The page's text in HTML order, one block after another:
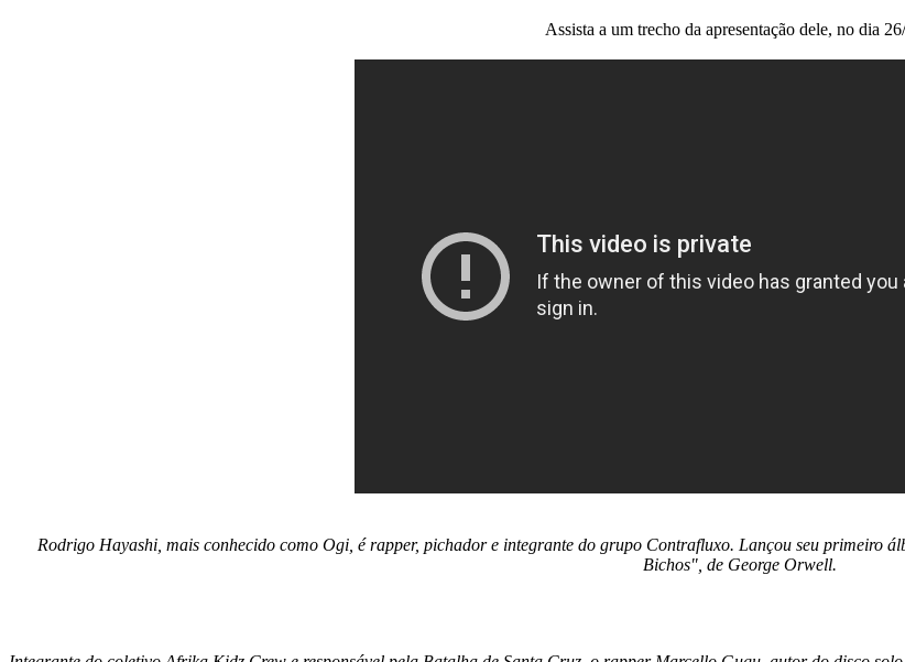
Assista a um trecho da apresentação dele, no dia
Rodrigo Hayashi, mais conhecido como Ogi, é rapper, pichador e integrante do grupo Contrafluxo. Lançou seu primeiro
Bichos", de George Orwell.